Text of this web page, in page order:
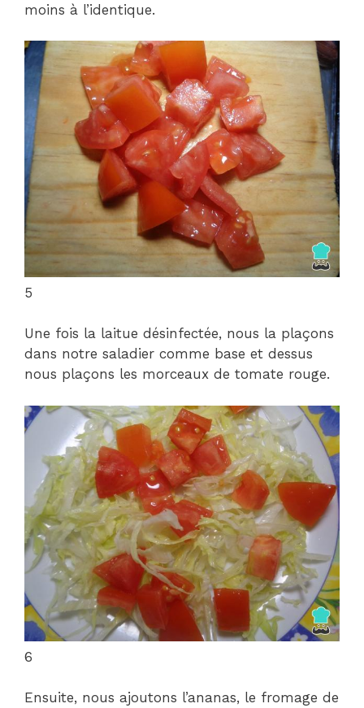
moins à l’identique.
5
Une fois la laitue désinfectée, nous la plaçons
dans notre saladier comme base et dessus
nous plaçons les morceaux de tomate rouge.
6
Ensuite, nous ajoutons l’ananas, le fromage de